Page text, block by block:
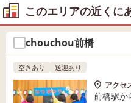
このエリアの近くに
chouchou前橋
空きあり 送迎あり
アクセ
前橋駅か